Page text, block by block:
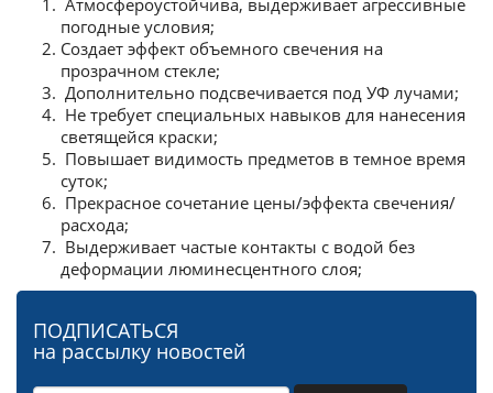
Атмосфероустойчива, выдерживает агрессивные
погодные условия;
Создает эффект объемного свечения на
прозрачном стекле;
Дополнительно подсвечивается под УФ лучами;
Не требует специальных навыков для нанесения
светящейся краски;
Повышает видимость предметов в темное время
суток;
Прекрасное сочетание цены/эффекта свечения/
расхода;
Выдерживает частые контакты с водой без
деформации люминесцентного слоя;
ПОДПИСАТЬСЯ
на рассылку новостей